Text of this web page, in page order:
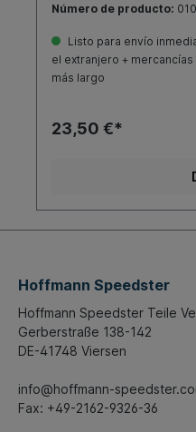
1.68.69-12.79Furgoneta T1 1.3-1.51.63-
3 1.5-1.68.64- 7.73Hay que pedir por separado el
anillode juntapara
1013(estándar) o 010-
Número de producto:
Listo para envío
el extranjero +
más largo
23,50 €*
Hoffmann Speedster
Hoffmann Speedster Teile
Gerberstraße 138-142
DE-41748 Viersen
info@hoffmann-
Fax: +49-2162-9326-36